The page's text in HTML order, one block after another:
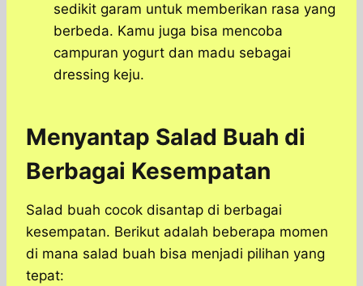
sedikit garam untuk memberikan rasa yang
berbeda. Kamu juga bisa mencoba
campuran yogurt dan madu sebagai
dressing keju.
Menyantap Salad Buah di
Berbagai Kesempatan
Salad buah cocok disantap di berbagai
kesempatan. Berikut adalah beberapa momen
di mana salad buah bisa menjadi pilihan yang
tepat: